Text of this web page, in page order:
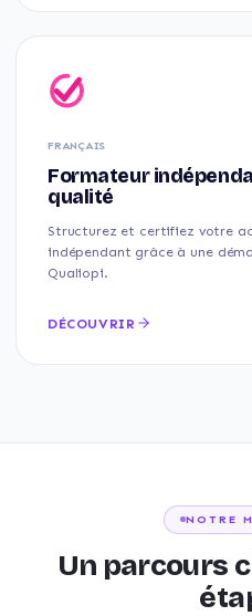
FRANÇAIS
Formateur
qualité
Structurez et certifiez votre
indépendant grâce à une
Qualiopi.
DÉCOUVRIR
NOTRE
Un parcours